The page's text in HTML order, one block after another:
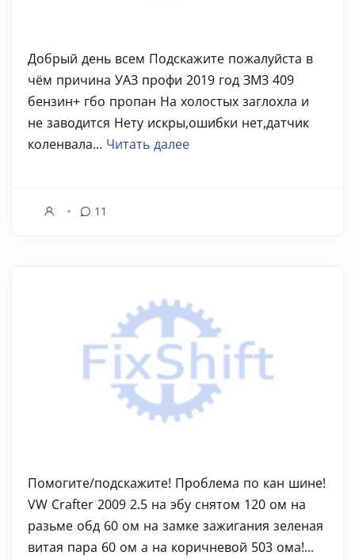
Добрый день всем Подскажите пожалуйста в
чём причина УАЗ профи 2019 год ЗМЗ 409
бензин+ гбо пропан На холостых заглохла и
не заводится Нету искры,ошибки нет,датчик
коленвала... Читать далее
11
Помогите/подскажите! Проблема по кан шине!
VW Crafter 2009 2.5 на эбу снятом 120 ом на
разьме обд 60 ом на замке зажигания зеленая
витая пара 60 ом а на коричневой 503 ома!...